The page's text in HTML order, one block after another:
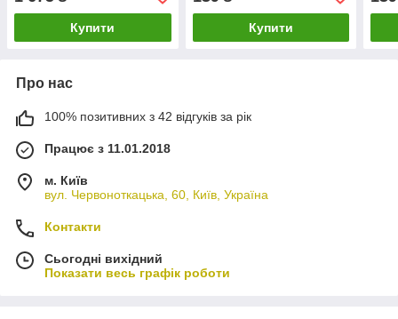
Купити Купити
Про нас
100% позитивних з 42 відгуків за рік
Працює з 11.01.2018
м. Київ
вул. Червоноткацька, 60, Київ, Україна
Контакти
Сьогодні вихідний
Показати весь графік роботи